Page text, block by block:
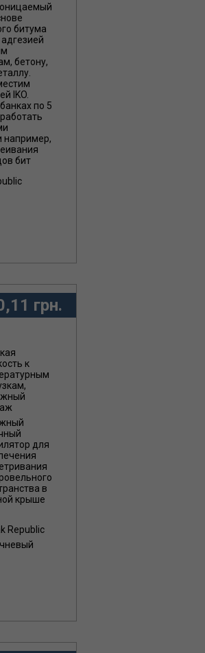
битума
бетону,
IKO.
по 5
например,
бит
грн.
к
для
в
крыше
Republic